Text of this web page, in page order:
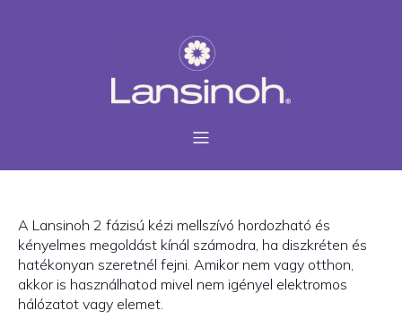
A Lansinoh 2 fázisú kézi mellszívó hordozható és
kényelmes megoldást kínál számodra, ha diszkréten és
hatékonyan szeretnél fejni. Amikor nem vagy otthon,
akkor is használhatod mivel nem igényel elektromos
hálózatot vagy elemet.